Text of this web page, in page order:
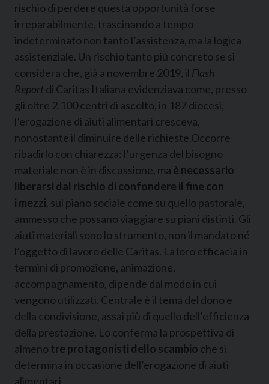
rischio di perdere questa opportunità forse
irreparabilmente, trascinando a tempo
indeterminato non tanto l’assistenza, ma la logica
assistenziale. Un rischio tanto più concreto se si
considera che, già a novembre 2019, il Flash
Reportdi Caritas Italiana evidenziava come, presso
gli oltre 2.100 centri di ascolto, in 187 diocesi,
l’erogazione di aiuti alimentari cresceva,
nonostante il diminuire delle richieste.Occorre
ribadirlo con chiarezza: l’urgenza del bisogno
materiale non è in discussione, ma è necessario
liberarsi dal rischio di confondere il fine con
i mezzi, sul piano sociale come su quello pastorale,
ammesso che possano viaggiare su piani distinti. Gli
aiuti materiali sono lo strumento, non il mandato né
l’oggetto di lavoro delle Caritas. La loro efficacia in
termini di promozione, animazione,
accompagnamento, dipende dal modo in cui
vengono utilizzati. Centrale è il tema del dono e
della condivisione, assai più di quello dell’efficienza
della prestazione. Lo conferma la prospettiva di
almeno tre protagonisti dello scambio che si
determina in occasione dell’erogazione di aiuti
alimentari.